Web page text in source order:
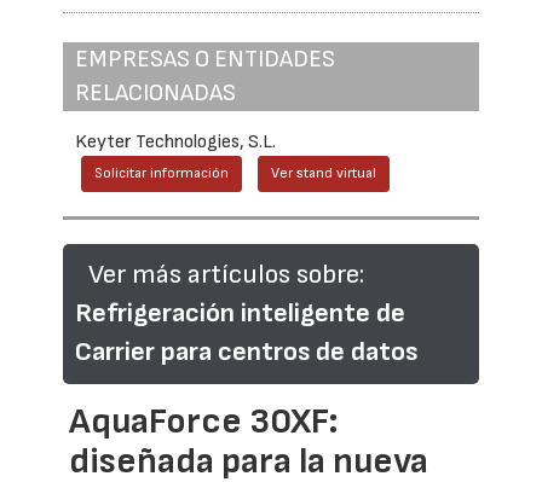
EMPRESAS O ENTIDADES
RELACIONADAS
Keyter Technologies, S.L.
Solicitar información Ver stand virtual
Ver más artículos sobre:
Refrigeración inteligente de
Carrier para centros de datos
AquaForce 30XF:
diseñada para la nueva